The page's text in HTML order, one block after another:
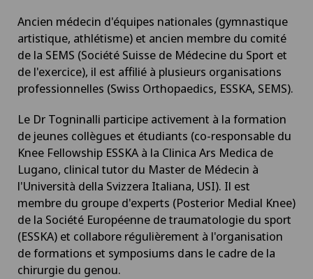
Ancien médecin d'équipes nationales (gymnastique
artistique, athlétisme) et ancien membre du comité
de la SEMS (Société Suisse de Médecine du Sport et
de l'exercice), il est affilié à plusieurs organisations
professionnelles (Swiss Orthopaedics, ESSKA, SEMS).
Le Dr Togninalli participe activement à la formation
de jeunes collègues et étudiants (co-responsable du
Knee Fellowship ESSKA à la Clinica Ars Medica de
Lugano, clinical tutor du Master de Médecin à
l'Università della Svizzera Italiana, USI). Il est
membre du groupe d'experts (Posterior Medial Knee)
de la Société Européenne de traumatologie du sport
(ESSKA) et collabore régulièrement à l'organisation
de formations et symposiums dans le cadre de la
chirurgie du genou.